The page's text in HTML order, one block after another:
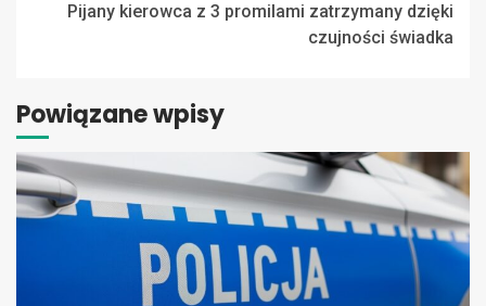
Pijany kierowca z 3 promilami zatrzymany dzięki
czujności świadka
Powiązane wpisy